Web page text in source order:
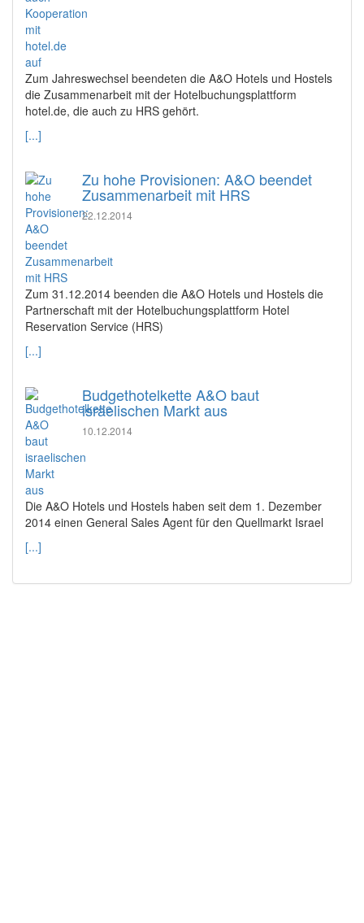
Zum Jahreswechsel beendeten die A&O Hotels und Hostels
die Zusammenarbeit mit der Hotelbuchungsplattform
hotel.de, die auch zu HRS gehört.
[...]
Zu hohe Provisionen: A&O beendet
Zusammenarbeit mit HRS
22.12.2014
Zum 31.12.2014 beenden die A&O Hotels und Hostels die
Partnerschaft mit der Hotelbuchungsplattform Hotel
Reservation Service (HRS)
[...]
Budgethotelkette A&O baut
israelischen Markt aus
10.12.2014
Die A&O Hotels und Hostels haben seit dem 1. Dezember
2014 einen General Sales Agent für den Quellmarkt Israel
[...]